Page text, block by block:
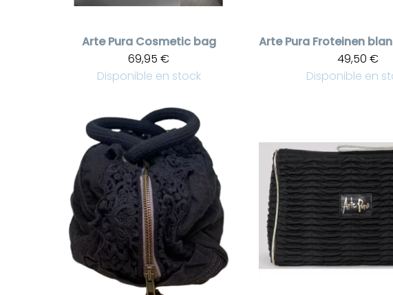
Arte Pura Cosmetic bag
69,95 €
Disponible en stock
Arte Pura
49,50 €
Disponible en